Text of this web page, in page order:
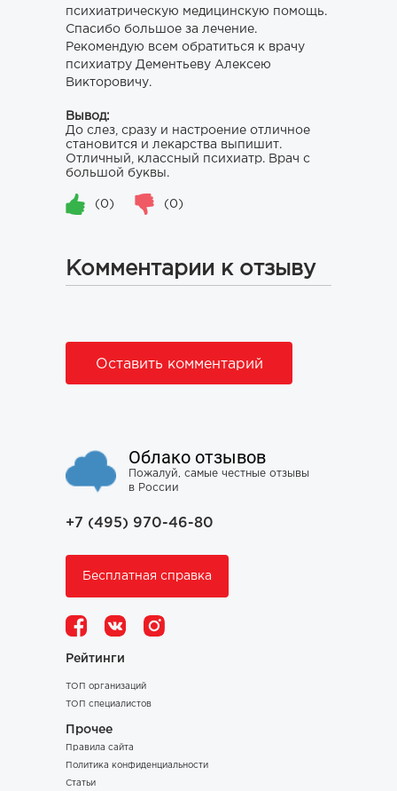
психиатрическую медицинскую помощь.
Спасибо большое за лечение.
Рекомендую всем обратиться к врачу
психиатру Дементьеву Алексею
Викторовичу.
Вывод:
До слез, сразу и настроение отличное
становится и лекарства выпишит.
Отличный, классный психиатр. Врач с
большой буквы.
(0) (0)
Комментарии к отзыву
Оставить комментарий
Облако отзывов
Пожалуй, самые честные отзывы
в России
+7 (495) 970-46-80
Бесплатная справка
Рейтинги
ТОП организаций
ТОП специалистов
Прочее
Правила сайта
Политика конфиденциальности
Статьи